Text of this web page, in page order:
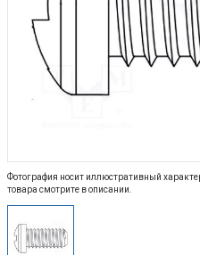
Фотография носит иллюстративный
товара смотрите в описании.